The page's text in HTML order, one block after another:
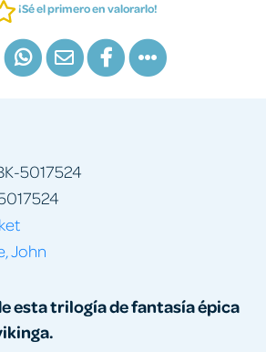
¡Sé el primero en valorarlo!
esta trilogía de fantasía épica
5017524
John